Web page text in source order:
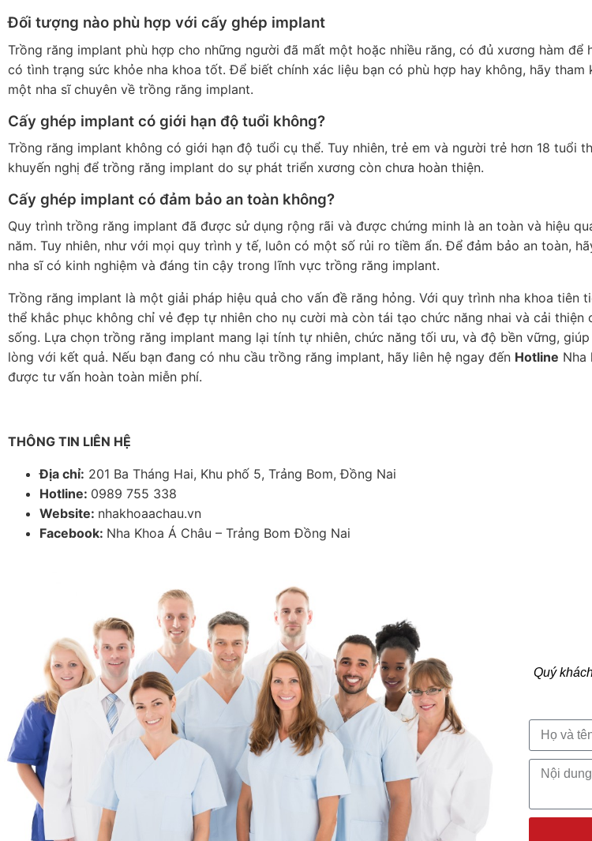
Đối tượng nào phù hợp với cấy ghép implant
Trồng răng implant phù hợp cho những người đã mất một hoặc nhiều răng, có đủ xương hàm để
có tình trạng sức khỏe nha khoa tốt. Để biết chính xác liệu bạn có phù hợp hay không, hãy tham
một nha sĩ chuyên về trồng răng implant.
Cấy ghép implant có giới hạn độ tuổi không?
Trồng răng implant không có giới hạn độ tuổi cụ thể. Tuy nhiên, trẻ em và người trẻ hơn 18 tuổi
khuyến nghị để trồng răng implant do sự phát triển xương còn chưa hoàn thiện.
Cấy ghép implant có đảm bảo an toàn không?
Quy trình trồng răng implant đã được sử dụng rộng rãi và được chứng minh là an toàn và hiệu
năm. Tuy nhiên, như với mọi quy trình y tế, luôn có một số rủi ro tiềm ẩn. Để đảm bảo an toàn,
nha sĩ có kinh nghiệm và đáng tin cậy trong lĩnh vực trồng răng implant.
Trồng răng implant là một giải pháp hiệu quả cho vấn đề răng hỏng. Với quy trình nha khoa tiên
thể khắc phục không chỉ vẻ đẹp tự nhiên cho nụ cười mà còn tái tạo chức năng nhai và cải thiện
sống. Lựa chọn trồng răng implant mang lại tính tự nhiên, chức năng tối ưu, và độ bền vững,
lòng với kết quả. Nếu bạn đang có nhu cầu trồng răng implant, hãy liên hệ ngay đến Hotline Nha
được tư vấn hoàn toàn miễn phí.
THÔNG TIN LIÊN HỆ
Địa chỉ: 201 Ba Tháng Hai, Khu phố 5, Trảng Bom, Đồng Nai
Hotline: 0989 755 338
Website: nhakhoaachau.vn
Facebook: Nha Khoa Á Châu – Trảng Bom Đồng Nai
Quý